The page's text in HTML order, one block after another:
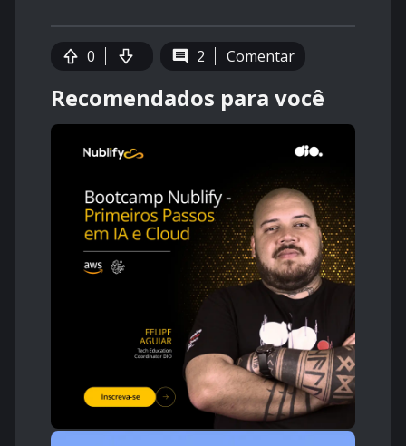
0 2 Comentar
Recomendados para você